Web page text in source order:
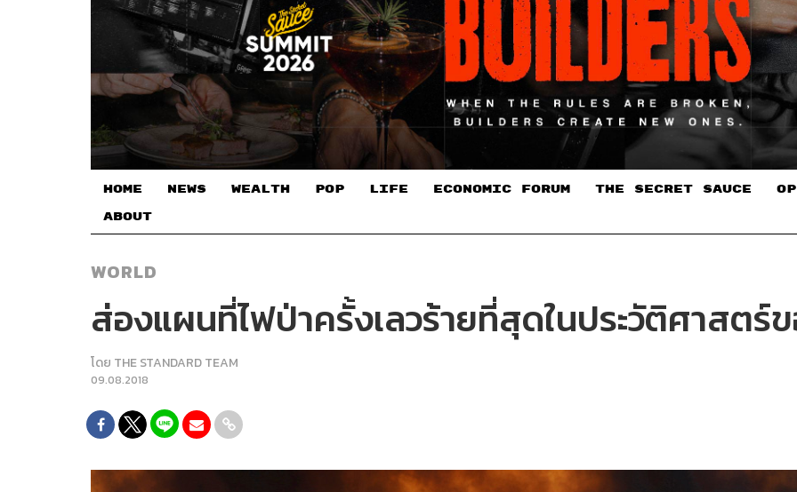
HOME NEWS WEALTH POP LIFE ECONOMIC FORUM THE SECRET SAUCE​
ABOUT
WORLD
ส่องแผนที่ไฟป่าครั้งเลวร้ายที่สุดในประวัติศาสตร์
โดย THE STANDARD TEAM
09.08.2018